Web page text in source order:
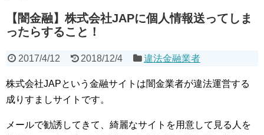
【闇金融】株式会社JAPに個人情報送ってしま
ったらすること！
2017/4/12 2018/12/4 違法金融業者
株式会社JAPという金融サイトは闇金業者が違法運営する
成りすましサイトです。
メールで勧誘してきて、綺麗なサイトを用意して見る人を